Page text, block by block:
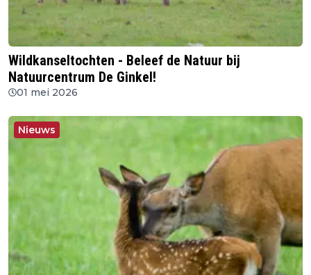
Wildkanseltochten - Beleef de Natuur bij
Natuurcentrum De Ginkel!
01 mei 2026
Nieuws